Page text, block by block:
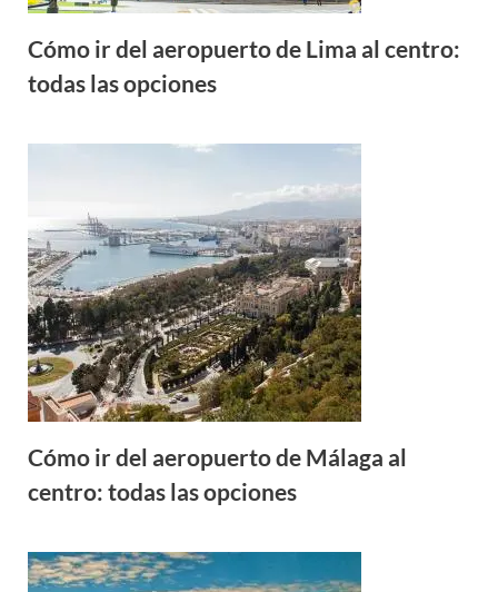
Cómo ir del aeropuerto de Lima al centro:
todas las opciones
Cómo ir del aeropuerto de Málaga al
centro: todas las opciones